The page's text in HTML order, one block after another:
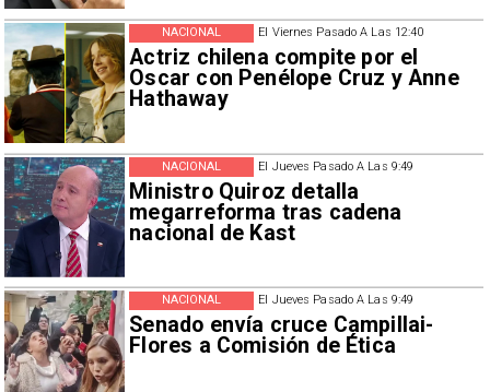
El Viernes Pasado A Las 12:40
Actriz chilena compite por el
Oscar con Penélope Cruz y Anne
Hathaway
NACIONAL
El Jueves Pasado A Las 9:49
Ministro Quiroz detalla
megarreforma tras cadena
nacional de Kast
NACIONAL
El Jueves Pasado A Las 9:49
Senado envía cruce Campillai-
Flores a Comisión de Ética
NACIONAL